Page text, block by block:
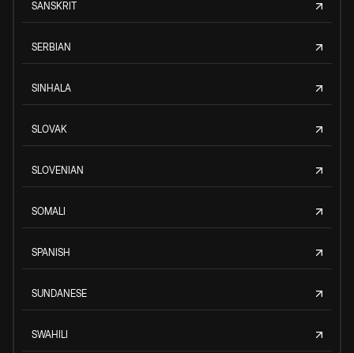
SANSKRIT
SERBIAN
SINHALA
SLOVAK
SLOVENIAN
SOMALI
SPANISH
SUNDANESE
SWAHILI